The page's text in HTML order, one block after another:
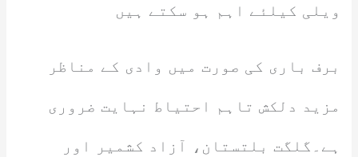
ویلی کیلئے اہم ہو سکتے ہیں
برف باری کی صورت میں وادی کے مناظر
مزید دلکش تاہم احتیاط نہایت ضروری
ہے۔گلگت بلتستان، آزاد کشمیر اور